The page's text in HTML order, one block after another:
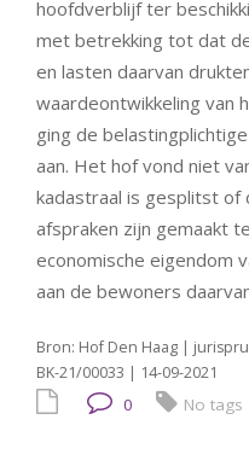
hoofdverblijf ter
met betrekking tot dat
en lasten daarvan
waardeontwikkeling van
ging de
aan. Het hof vond niet
kadastraal is gesplitst of
afspraken zijn gemaakt
economische eigendom
aan de bewoners
Bron: Hof Den Haag |
BK-21/00033 | 14-09-2021
0 No tags